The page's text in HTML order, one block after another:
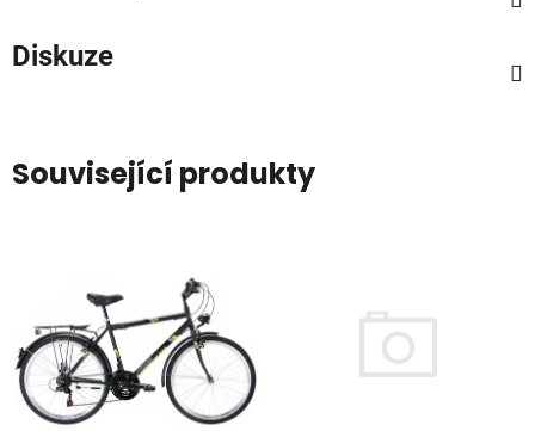
Diskuze
Související produkty